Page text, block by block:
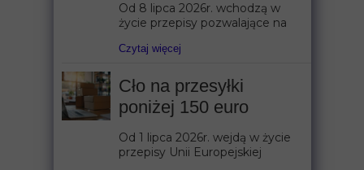
Od 8 lipca 2026r. wchodzą w
życie przepisy pozwalające na
Czytaj więcej
Cło na przesyłki
poniżej 150 euro
Od 1 lipca 2026r. wejdą w życie
przepisy Unii Europejskiej